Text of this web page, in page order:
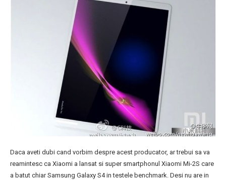
Daca aveti dubi cand vorbim despre acest producator, ar trebui sa va
reamintesc ca Xiaomi a lansat si super smartphonul Xiaomi Mi-2S care
a batut chiar Samsung Galaxy S4 in testele benchmark. Desi nu are in